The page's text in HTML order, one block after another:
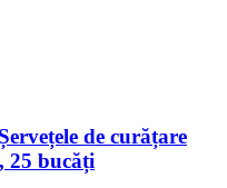
Șervețele de curățare
25 bucăți